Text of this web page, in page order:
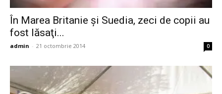
În Marea Britanie şi Suedia, zeci de copii au
fost lăsaţi...
admin - 21 octombrie 2014 0